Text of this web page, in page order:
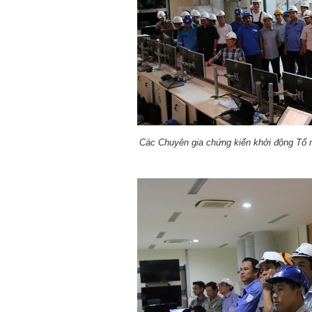
Các Chuyên gia chứng kiến khởi động Tổ